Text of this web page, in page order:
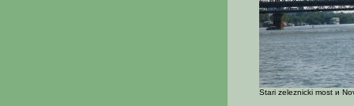
Stari zeleznicki most и